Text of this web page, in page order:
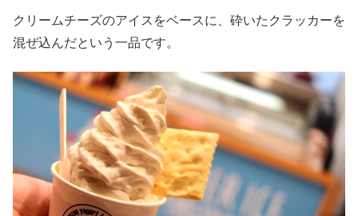
クリームチーズのアイスをベースに、砕いたクラッカーを
混ぜ込んだという一品です。